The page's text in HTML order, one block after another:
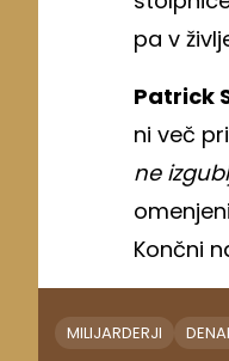
pa v
Patrick
ni več
ne
omenjeni
Končni
MILIJARDERJI